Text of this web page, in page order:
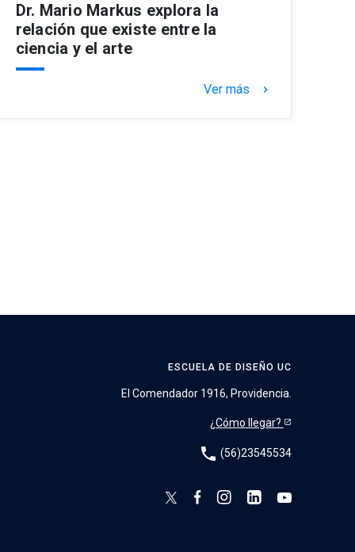
Dr. Mario Markus explora la
relación que existe entre la
ciencia y el arte
Ver más keyboard_arrow_right
ESCUELA DE DISEÑO UC
El Comendador 1916, Providencia.
¿Cómo llegar?
phone (56)23545534